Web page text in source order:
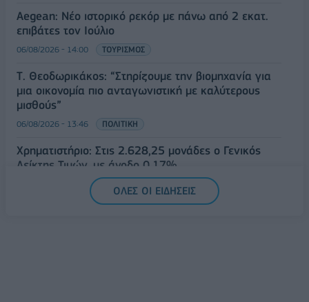
Aegean: Νέο ιστορικό ρεκόρ με πάνω από 2 εκατ.
επιβάτες τον Ιούλιο
06/08/2026 - 14:00 ΤΟΥΡΙΣΜΟΣ
Τ. Θεοδωρικάκος: “Στηρίζουμε την βιομηχανία για
μια οικονομία πιο ανταγωνιστική με καλύτερους
μισθούς”
06/08/2026 - 13:46 ΠΟΛΙΤΙΚΗ
Χρηματιστήριο: Στις 2.628,25 μονάδες ο Γενικός
Δείκτης Τιμών, με άνοδο 0,17%
ΟΛΕΣ ΟΙ ΕΙΔΗΣΕΙΣ